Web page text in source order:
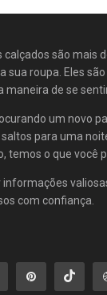
são mais
sua roupa. Eles
maneira de se
um novo
para uma
temos o que você
com confiança.